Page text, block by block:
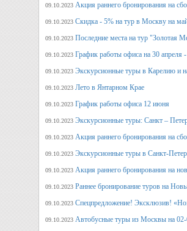
09.10.2023 Акция раннего бронирования на
09.10.2023 Скидка - 5% на тур в Москву на
09.10.2023 Последние места на тур "Золотая
09.10.2023 График работы офиса на 30 апреля
09.10.2023 Экскурсионные туры в Карелию и
09.10.2023 Лето в Янтарном Крае
09.10.2023 График работы офиса 12 июня
09.10.2023 Экскурсионные туры: Санкт –
09.10.2023 Акция раннего бронирования на
09.10.2023 Экскурсионные туры в Санкт-
09.10.2023 Акция раннего бронирования на
09.10.2023 Раннее бронирование туров на
09.10.2023 Спецпредложение! Эксклюзив!
09.10.2023 Автобусные туры из Москвы на